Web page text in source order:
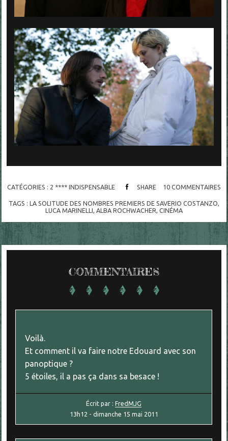
CATÉGORIES : 2 **** INDISPENSABLE SHARE 10 COMMENTAIRES
TAGS : LA SOLITUDE DES NOMBRES PREMIERS DE SAVERIO COSTANZO,
LUCA MARINELLI, ALBA ROCHWACHER, CINÉMA
COMMENTAIRES
Voilà.
Et comment il va faire notre Edouard avec son
panoptique ?
5 étoiles, il a pas ça dans sa besace !
Écrit par :FredMJG
13h12 - dimanche 15 mai 2011